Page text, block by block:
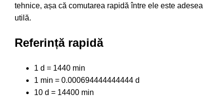
tehnice, așa că comutarea rapidă între ele este adesea
utilă.
Referință rapidă
1 d = 1440 min
1 min = 0.000694444444444 d
10 d = 14400 min